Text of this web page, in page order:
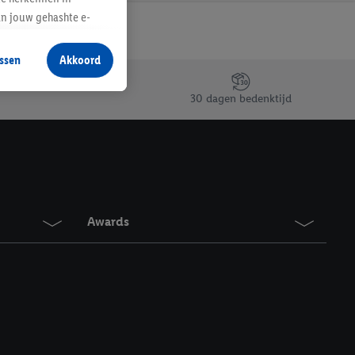
30 dagen bedenktijd
Awards
jouw gehashte e-
producten waarin je
te plaatsen
kunnen worden
vergelijkbare
in te
Akkoord